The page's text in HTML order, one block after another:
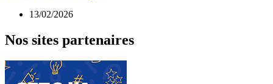
13/02/2026
Nos sites partenaires